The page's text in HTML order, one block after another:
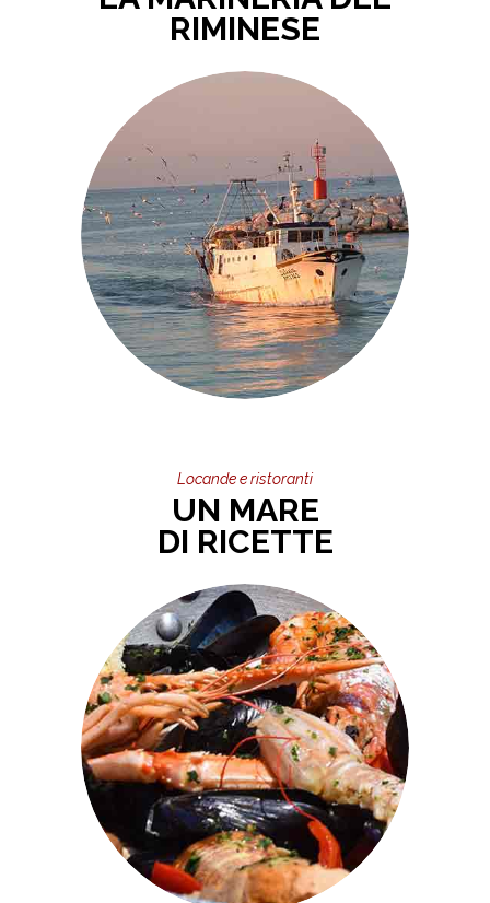
RIMINESE
Locande e ristoranti
UN MARE
DI RICETTE